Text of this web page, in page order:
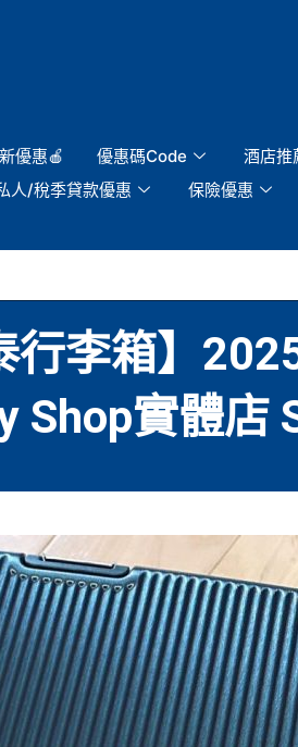
優惠🍎 優惠碼Code 酒店推
人/稅季貸款優惠 保險優惠
行李箱】
Shop實體店